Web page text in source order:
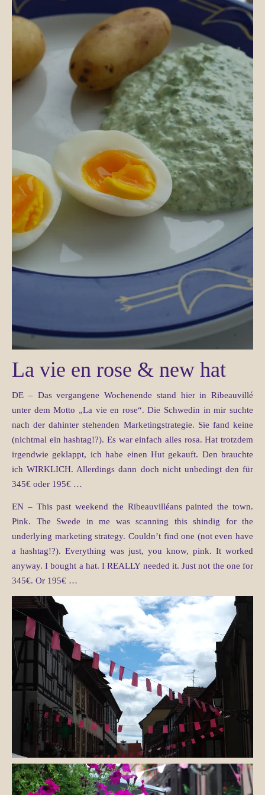
La vie en rose & new hat
DE – Das vergangene Wochenende stand hier in Ribeauvillé
unter dem Motto „La vie en rose“. Die Schwedin in mir suchte
nach der dahinter stehenden Marketingstrategie. Sie fand keine
(nichtmal ein hashtag!?). Es war einfach alles rosa. Hat trotzdem
irgendwie geklappt, ich habe einen Hut gekauft. Den brauchte
ich WIRKLICH. Allerdings dann doch nicht unbedingt den für
345€ oder 195€ …
EN – This past weekend the Ribeauvilléans painted the town.
Pink. The Swede in me was scanning this shindig for the
underlying marketing strategy. Couldn’t find one (not even have
a hashtag!?). Everything was just, you know, pink. It worked
anyway. I bought a hat. I REALLY needed it. Just not the one for
345€. Or 195€ …